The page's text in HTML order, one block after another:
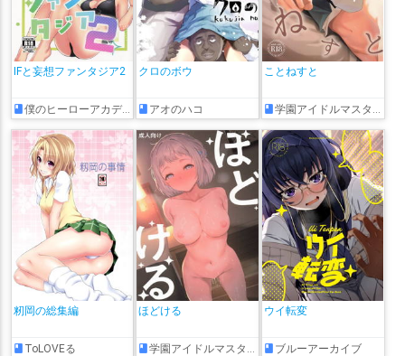
IFと妄想ファンタジア2
僕のヒーローアカデミア
クロのボウ
アオのハコ
ことねすと
学園アイドルマスター
籾岡の総集編
ToLOVEる
ほどける
学園アイドルマスター
ウイ転変
ブルーアーカイブ